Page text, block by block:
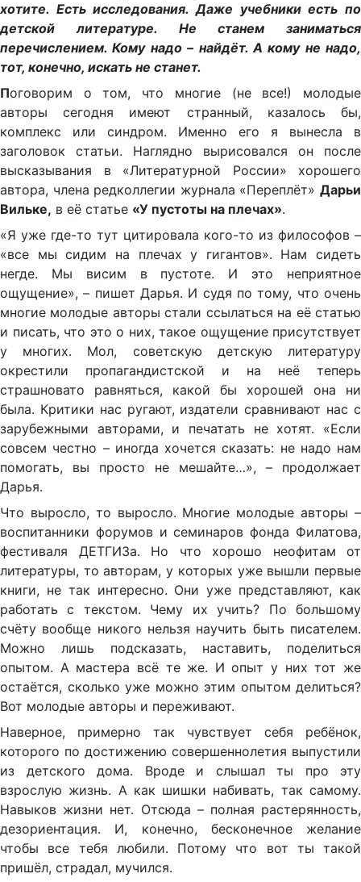
хотите. Есть исследования. Даже учебники есть по
детской литературе. Не станем заниматься
перечислением. Кому надо – найдёт. А кому не надо,
тот, конечно, искать не станет.
Поговорим о том, что многие (не все!) молодые
авторы сегодня имеют странный, казалось бы,
комплекс или синдром. Именно его я вынесла в
заголовок статьи. Наглядно вырисовался он после
высказывания в «Литературной России» хорошего
автора, члена редколлегии журнала «Переплёт» Дарьи
Вильке, в её статье «У пустоты на плечах».
«Я уже где-то тут цитировала кого-то из философов –
«все мы сидим на плечах у гигантов». Нам сидеть
негде. Мы висим в пустоте. И это неприятное
ощущение», – пишет Дарья. И судя по тому, что очень
многие молодые авторы стали ссылаться на её статью
и писать, что это о них, такое ощущение присутствует
у многих. Мол, советскую детскую литературу
окрестили пропагандистской и на неё теперь
страшновато равняться, какой бы хорошей она ни
была. Критики нас ругают, издатели сравнивают нас с
зарубежными авторами, и печатать не хотят. «Если
совсем честно – иногда хочется сказать: не надо нам
помогать, вы просто не мешайте…», – продолжает
Дарья.
Что выросло, то выросло. Многие молодые авторы –
воспитанники форумов и семинаров фонда Филатова,
фестиваля ДЕТГИЗа. Но что хорошо неофитам от
литературы, то авторам, у которых уже вышли первые
книги, не так интересно. Они уже представляют, как
работать с текстом. Чему их учить? По большому
счёту вообще никого нельзя научить быть писателем.
Можно лишь подсказать, наставить, поделиться
опытом. А мастера всё те же. И опыт у них тот же
остаётся, сколько уже можно этим опытом делиться?
Вот молодые авторы и переживают.
Наверное, примерно так чувствует себя ребёнок,
которого по достижению совершеннолетия выпустили
из детского дома. Вроде и слышал ты про эту
взрослую жизнь. А как шишки набивать, так самому.
Навыков жизни нет. Отсюда – полная растерянность,
дезориентация. И, конечно, бесконечное желание
чтобы все тебя любили. Потому что вот ты такой
пришёл, страдал, мучился.